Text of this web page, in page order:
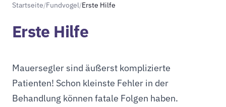
Startseite/Fundvogel/Erste Hilfe
Erste Hilfe
Mauersegler sind äußerst komplizierte
Patienten! Schon kleinste Fehler in der
Behandlung können fatale Folgen haben.